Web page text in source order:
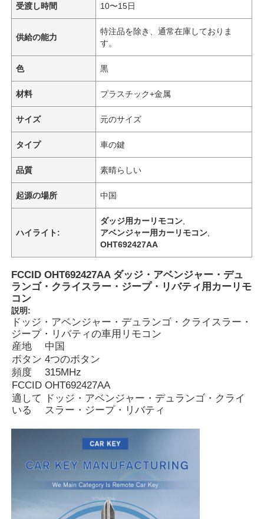
受渡し時間 10〜15日
供給の能力
特注品を除き、通常在庫しておりま
す。
色 黒
材料 プラスチック+金属
サイズ 元のサイズ
タイプ 車の鍵
品質 素晴らしい
起源の場所 中国
ハイライト:
ダッジ用カーリモコン
アベンジャー用カーリモコン
OHT692427AA
FCCID OHT692427AA ダッジ・アベンジャー・デュ
ランゴ・クライスラー・ジープ・リバティ用カーリモ
コン
説明:
ドッジ・アベンジャー・デュランゴ・クライスラー・
ジープ・リバティの車用リモコン
産地
中国
ボタン 4つのボタン
頻度
315MHz
FCCID OHT692427AA
適して
いる
ドッジ・アベンジャー・デュランゴ・クライ
スラー・ジープ・リバティ